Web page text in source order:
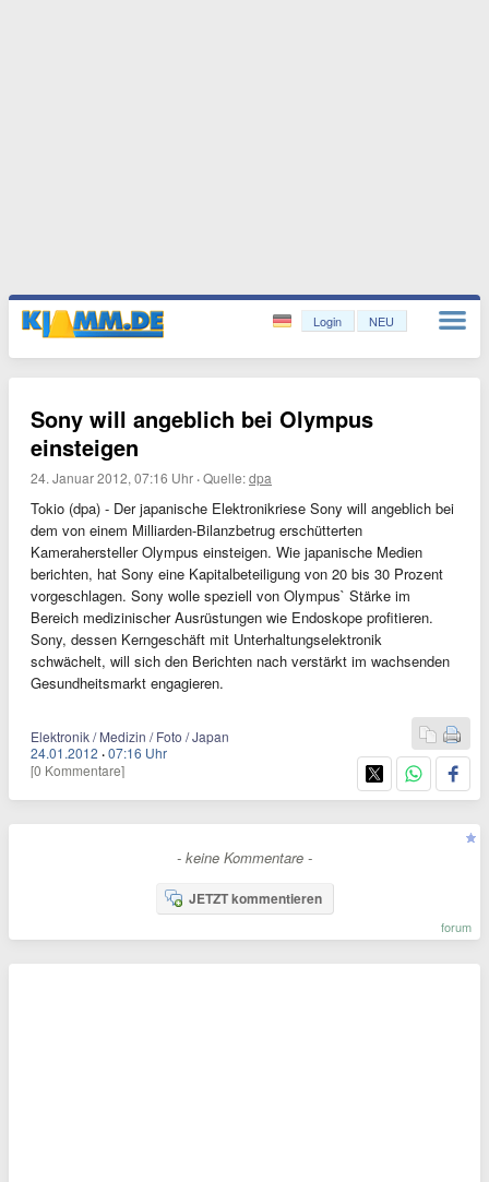
Login NEU
Sony will angeblich bei Olympus
einsteigen
24. Januar 2012, 07:16 Uhr ·Quelle:dpa
Tokio (dpa) - Der japanische Elektronikriese Sony will angeblich bei
dem von einem Milliarden-Bilanzbetrug erschütterten
Kamerahersteller Olympus einsteigen. Wie japanische Medien
berichten, hat Sony eine Kapitalbeteiligung von 20 bis 30 Prozent
vorgeschlagen. Sony wolle speziell von Olympus` Stärke im
Bereich medizinischer Ausrüstungen wie Endoskope profitieren.
Sony, dessen Kerngeschäft mit Unterhaltungselektronik
schwächelt, will sich den Berichten nach verstärkt im wachsenden
Gesundheitsmarkt engagieren.
Elektronik / Medizin / Foto / Japan
24.01.2012 ·07:16 Uhr
[0 Kommentare]
- keine Kommentare -
JETZT kommentieren
forum